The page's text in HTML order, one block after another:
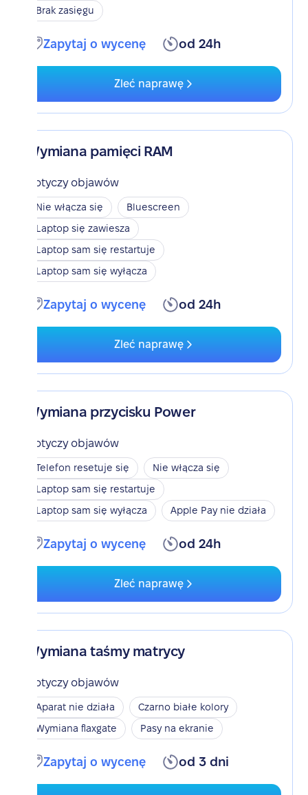
Brak zasięgu
Zapytaj o wycenę od 24h
Zleć naprawę
Wymiana pamięci RAM
Dotyczy objawów
Nie włącza się
Bluescreen
Laptop się zawiesza
Laptop sam się restartuje
Laptop sam się wyłącza
Zapytaj o wycenę od 24h
Zleć naprawę
Wymiana przycisku Power
Dotyczy objawów
Telefon resetuje się
Nie włącza się
Laptop sam się restartuje
Laptop sam się wyłącza
Apple Pay nie działa
Zapytaj o wycenę od 24h
Zleć naprawę
Wymiana taśmy matrycy
Dotyczy objawów
Aparat nie działa
Czarno białe kolory
Wymiana flaxgate
Pasy na ekranie
Zapytaj o wycenę od 3 dni